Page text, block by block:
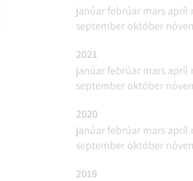
janúar febrúar mars apríl
september október
2021
janúar febrúar mars apríl
september október
2020
janúar febrúar mars apríl
september október
2019